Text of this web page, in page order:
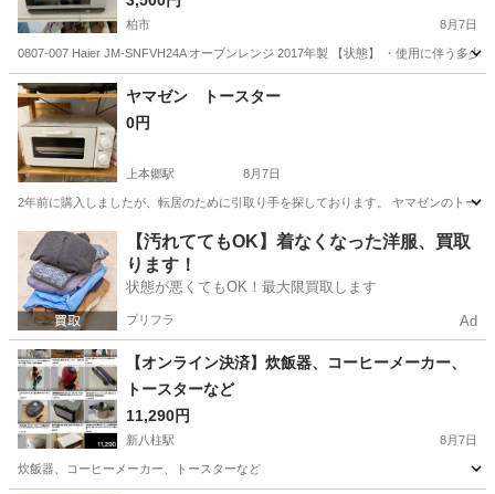
柏市 8月7日
0807-007 Haier JM-SNFVH24A オーブンレンジ 2017年製 【状態】 ・使用に伴う多
千葉 柏市 キッチン家電
ヤマゼン トースター
0円
上本郷駅 8月7日
2年前に購入しましたが、転居のために引取り手を探しております。 ヤマゼンのトー
千葉 松戸市 上本郷駅 キッチン家電
【汚れててもOK】着なくなった洋服、買取
ります！
状態が悪くてもOK！最大限買取します
プリフラ Ad
【オンライン決済】炊飯器、コーヒーメーカー、
トースターなど
11,290円
新八柱駅 8月7日
炊飯器、コーヒーメーカー、トースターなど